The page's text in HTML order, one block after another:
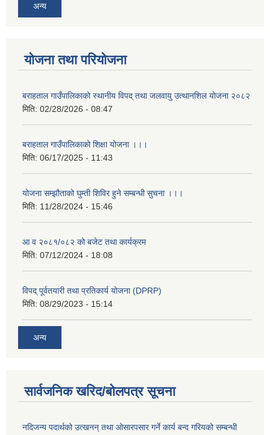
अन्य
योजना तथा परियोजना
बराहताल गाउँपालिकाकाे स्थानीय विपद् तथा जलवायु उत्थानशिल याेजना २०८२
मिति: 02/28/2026 - 08:47
बराहताल गाउँपालिकाको शिक्षा योजना ।।।
मिति: 06/17/2025 - 11:43
योजना सम्झौताको घुम्ती शिविर हुने सम्बन्धी सुचना ।।।
मिति: 11/28/2024 - 15:46
आ व २०८१/०८२ को बजेट तथा कार्यक्रम
मिति: 07/12/2024 - 18:08
विपद् पूर्वतयारी तथा प्रतिकार्य योजना (DPRP)
मिति: 08/29/2023 - 15:14
अन्य
सार्वजनिक खरिद/बोलपत्र सूचना
नदिजन्य पदार्थको उत्खनन् तथा ओसारपसार गर्ने कार्य बन्द गरियको सम्बन्धी